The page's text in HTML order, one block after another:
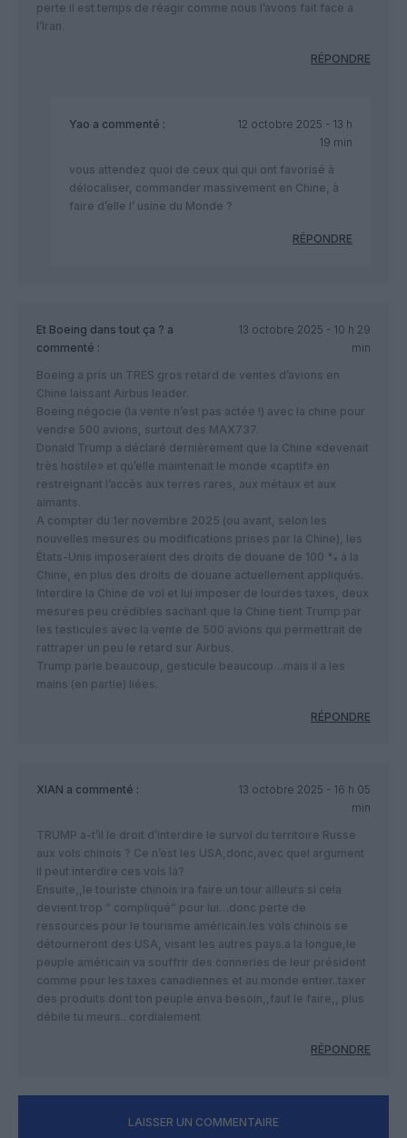
perte il est temps de réagir comme nous l’avons fait face a
l’Iran.
RÉPONDRE
Yao a commenté :
12 octobre 2025 - 13 h
19 min
vous attendez quoi de ceux qui qui ont favorisé à
délocaliser, commander massivement en Chine, à
faire d’elle l’ usine du Monde ?
RÉPONDRE
Et Boeing dans tout ça ? a
commenté :
13 octobre 2025 - 10 h 29
min
Boeing a pris un TRES gros retard de ventes d’avions en
Chine laissant Airbus leader.
Boeing négocie (la vente n’est pas actée !) avec la chine pour
vendre 500 avions, surtout des MAX737.
Donald Trump a déclaré dernièrement que la Chine «devenait
très hostile» et qu’elle maintenait le monde «captif» en
restreignant l’accès aux terres rares, aux métaux et aux
aimants.
A compter du 1er novembre 2025 (ou avant, selon les
nouvelles mesures ou modifications prises par la Chine), les
États-Unis imposeraient des droits de douane de 100 % à la
Chine, en plus des droits de douane actuellement appliqués.
Interdire la Chine de vol et lui imposer de lourdes taxes, deux
mesures peu crédibles sachant que la Chine tient Trump par
les testicules avec la vente de 500 avions qui permettrait de
rattraper un peu le retard sur Airbus.
Trump parle beaucoup, gesticule beaucoup…mais il a les
mains (en partie) liées.
RÉPONDRE
XIAN a commenté :
13 octobre 2025 - 16 h 05
min
TRUMP a-t’il le droit d’interdire le survol du territoire Russe
aux vols chinois ? Ce n’est les USA,donc,avec quel argument
il peut interdire ces vols là?
Ensuite,,le touriste chinois ira faire un tour ailleurs si cela
devient trop ” compliqué” pour lui…donc perte de
ressources pour le tourisme américain.les vols chinois se
détourneront des USA, visant les autres pays.a la longue,le
peuple américain va souffrir des conneries de leur président
comme pour les taxes canadiennes et au monde entier..taxer
des produits dont ton peuple enva besoin,,faut le faire,, plus
débile tu meurs.. cordialement
RÉPONDRE
LAISSER UN COMMENTAIRE